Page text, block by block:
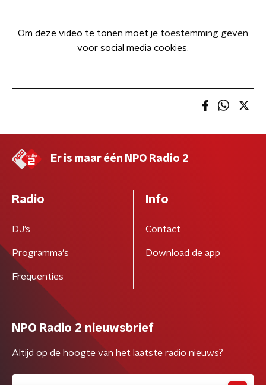
Om deze video te tonen moet je toestemming geven
voor social media cookies.
Er is maar één NPO Radio 2
Radio
DJ’s
Programma's
Frequenties
Info
Contact
Download de app
NPO Radio 2 nieuwsbrief
Altijd op de hoogte van het laatste radio nieuws?